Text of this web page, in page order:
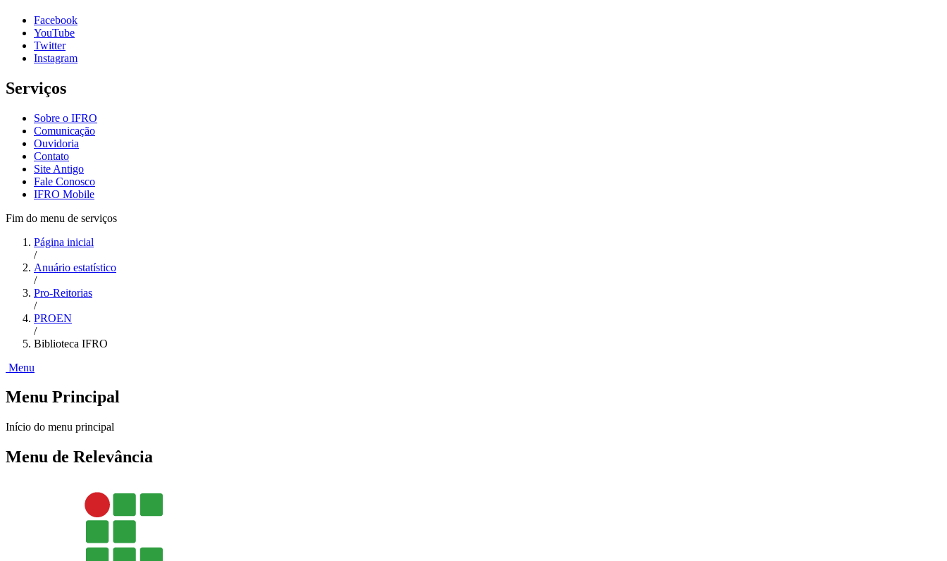
Facebook
YouTube
Twitter
Instagram
Serviços
Sobre o IFRO
Comunicação
Ouvidoria
Contato
Site Antigo
Fale Conosco
IFRO Mobile
Fim do menu de serviços
Página inicial
/
Anuário estatístico
/
Pro-Reitorias
/
PROEN
/
Biblioteca IFRO
Menu
Menu Principal
Início do menu principal
Menu de Relevância